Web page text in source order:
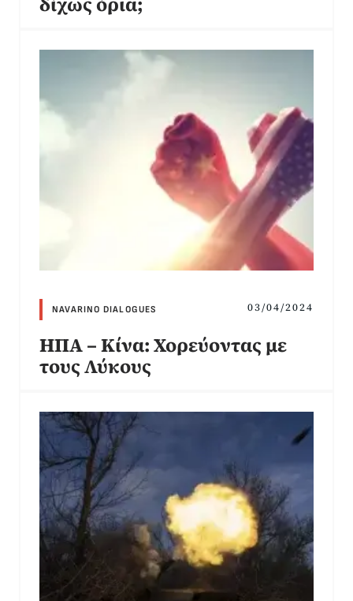
NAVARINO DIALOGUES 03/04/2024
ΗΠΑ – Κίνα: Χορεύοντας με
τους Λύκους